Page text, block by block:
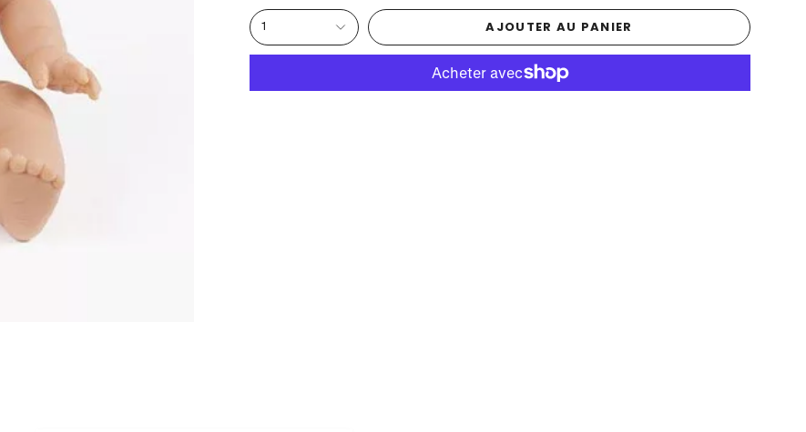
Composition sans phtalates.
A partir de 10 mois.
1 AJOUTER AU PANIER